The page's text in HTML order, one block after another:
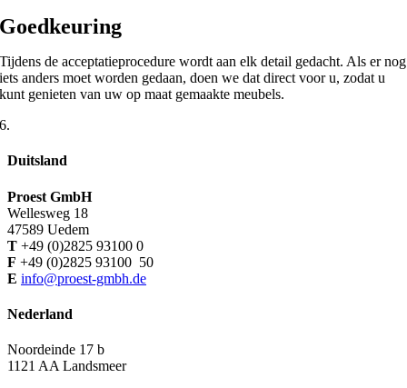
Goedkeuring
Tijdens de acceptatieprocedure wordt aan elk detail gedacht. Als er nog
iets anders moet worden gedaan, doen we dat direct voor u, zodat u
kunt genieten van uw op maat gemaakte meubels.
6.
Duitsland
Proest GmbH
Wellesweg 18
47589 Uedem
T +49 (0)2825 93100 0
F +49 (0)2825 93100 50
E info@proest-gmbh.de
Nederland
Noordeinde 17 b
1121 AA Landsmeer